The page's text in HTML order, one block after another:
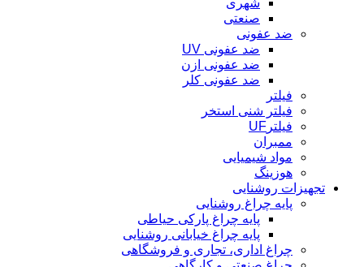
شهری
صنعتی
ضد عفونی
ضد عفونی UV
ضد عفونی ازن
ضد عفونی کلر
فیلتر
فیلتر شنی استخر
فیلترUF
ممبران
مواد شیمیایی
هوزینگ
تجهیزات روشنایی
پایه چراغ روشنایی
پایه چراغ پارکی حیاطی
پایه چراغ خیابانی روشنایی
چراغ اداری، تجاری و فروشگاهی